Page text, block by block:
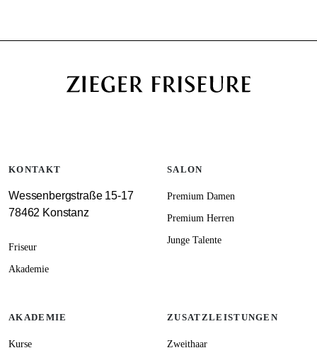
KONTAKT
Wessenbergstraße 15-17
78462 Konstanz
Friseur
Akademie
SALON
Premium Damen
Premium Herren
Junge Talente
AKADEMIE
Kurse
ZUSATZLEISTUNGEN
Zweithaar